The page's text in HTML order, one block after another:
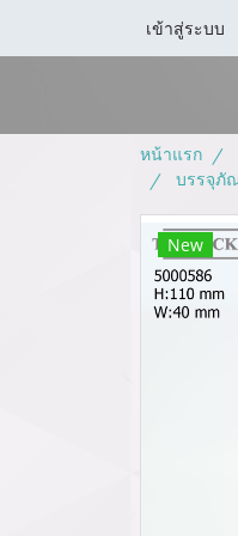
เข้าสู่ระบบ
หน้าแรก
บรรจุภั
New